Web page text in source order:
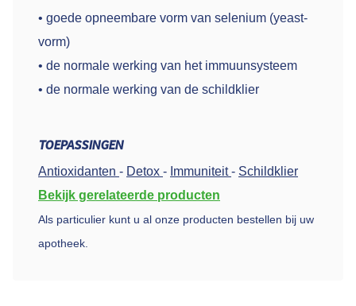
• goede opneembare vorm van selenium (yeast-
vorm)
• de normale werking van het immuunsysteem
• de normale werking van de schildklier
TOEPASSINGEN
Antioxidanten - Detox - Immuniteit - Schildklier
Bekijk gerelateerde producten
Als particulier kunt u al onze producten bestellen bij uw
apotheek.